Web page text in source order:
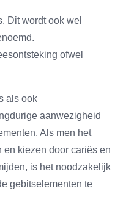
Dit wordt ook wel
ofwel
als ook
aanwezigheid
Als men het
en kiezen door cariës en
is het noodzakelijk
gebitselementen te